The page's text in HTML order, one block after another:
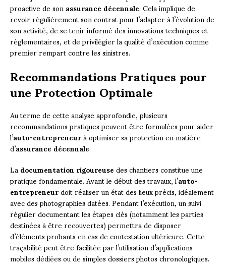
proactive de sonassurance décennale. Cela implique de
revoir régulièrement son contrat pour l’adapter à l’évolution de
son activité, de se tenir informé des innovations techniques et
réglementaires, et de privilégier la qualité d’exécution comme
premier rempart contre les sinistres.
Recommandations Pratiques pour
une Protection Optimale
Au terme de cette analyse approfondie, plusieurs
recommandations pratiques peuvent être formulées pour aider
l’auto-entrepreneurà optimiser sa protection en matière
d’assurance décennale.
Ladocumentation rigoureusedes chantiers constitue une
pratique fondamentale. Avant le début des travaux, l’auto-
entrepreneurdoit réaliser un état des lieux précis, idéalement
avec des photographies datées. Pendant l’exécution, un suivi
régulier documentant les étapes clés (notamment les parties
destinées à être recouvertes) permettra de disposer
d’éléments probants en cas de contestation ultérieure. Cette
traçabilité peut être facilitée par l’utilisation d’applications
mobiles dédiées ou de simples dossiers photos chronologiques.